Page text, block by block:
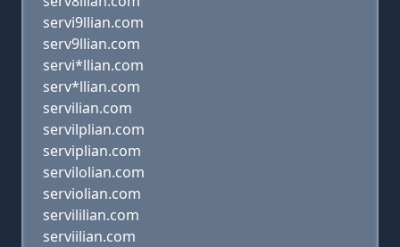
servi9llian.com
serv9llian.com
servi*llian.com
serv*llian.com
servilian.com
servilplian.com
serviplian.com
servilolian.com
serviolian.com
servililian.com
serviilian.com